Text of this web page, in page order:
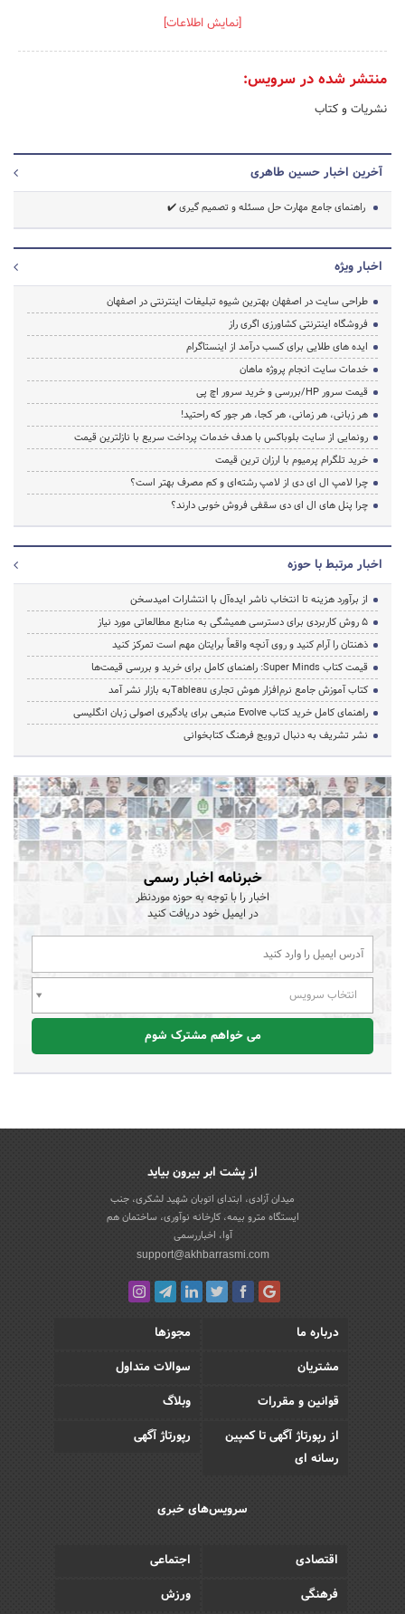
[نمایش اطلاعات]
منتشر شده در سرویس:
نشریات و کتاب
آخرین اخبار حسین طاهری
راهنمای جامع مهارت حل مسئله و تصمیم گیری ✔️
اخبار ویژه
طراحی سایت در اصفهان بهترین شیوه تبلیغات اینترنتی در اصفهان
فروشگاه اینترنتی کشاورزی اگری راز
ایده های طلایی برای کسب درآمد از اینستاگرام
خدمات سایت انجام پروژه ماهان
قیمت سرور HP/بررسی و خرید سرور اچ پی
هر زبانی، هر زمانی، هر کجا، هر جور که راحتید!
رونمایی از سایت بلوباکس با هدف خدمات پرداخت سریع با نازلترین قیمت
خرید تلگرام پرمیوم با ارزان ترین قیمت
چرا لامپ ال ای دی از لامپ رشته‌ای و کم مصرف بهتر است؟
چرا پنل های ال ای دی سقفی فروش خوبی دارند؟
اخبار مرتبط با حوزه
از برآورد هزینه تا انتخاب ناشر ایده‌آل با انتشارات امیدسخن
۵ روش کاربردی برای دسترسی همیشگی به منابع مطالعاتی مورد نیاز
ذهنتان را آرام کنید و روی آنچه واقعاً برایتان مهم است تمرکز کنید
قیمت کتاب Super Minds: راهنمای کامل برای خرید و بررسی قیمت‌ها
کتاب آموزش جامع نرم‌افزار هوش تجاری Tableauبه بازار نشر آمد
راهنمای کامل خرید کتاب Evolve منبعی برای یادگیری اصولی زبان انگلیسی
نشر تشریف به دنبال ترویج فرهنگ کتابخوانی
خبرنامه اخبار رسمی
اخبار را با توجه به حوزه موردنظر
در ایمیل خود دریافت کنید
انتخاب سرویس
می خواهم مشترک شوم
از پشت ابر بیرون بیاید
میدان آزادی، ابتدای اتوبان شهید لشکری، جنب
ایستگاه مترو بیمه، کارخانه نوآوری، ساختمان هم
آوا، اخباررسمی
support@akhbarrasmi.com
درباره ما
مجوزها
مشتریان
سوالات متداول
قوانین و مقررات
وبلاگ
از رپورتاژ آگهی تا کمپین
رسانه ای
رپورتاژ آگهی
سرویس‌های خبری
اقتصادی
اجتماعی
فرهنگی
ورزش